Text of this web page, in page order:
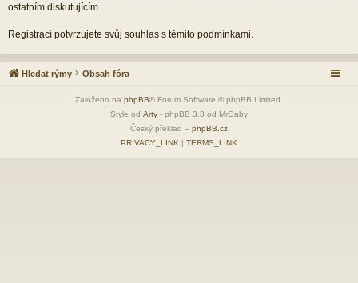
ostatním diskutujícím.
Registrací potvrzujete svůj souhlas s těmito podmínkami.
Hledat rýmy Obsah fóra
Založeno na phpBB® Forum Software © phpBB Limited
Style od Arty - phpBB 3.3 od MrGaby
Český překlad – phpBB.cz
PRIVACY_LINK | TERMS_LINK